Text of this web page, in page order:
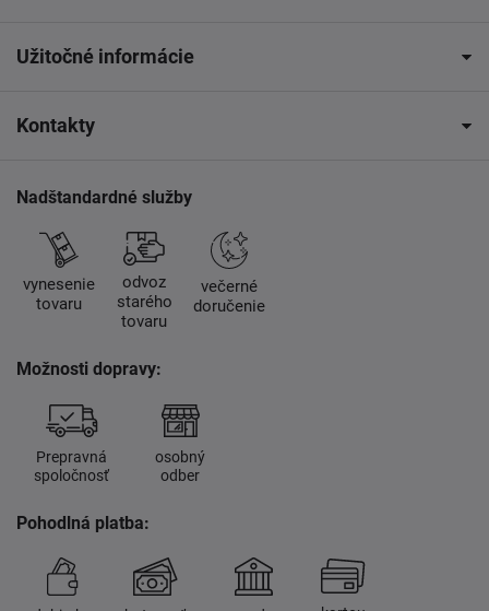
Užitočné informácie
Kontakty
Nadštandardné služby
vynesenie
tovaru
odvoz
starého
tovaru
večerné
doručenie
Možnosti dopravy:
Prepravná
spoločnosť
osobný
odber
Pohodlná platba: